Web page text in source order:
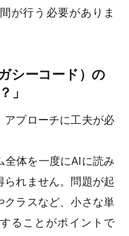
が行う必要がありま
シーコード）の
」
アプローチに工夫が必
全体を一度にAIに読み
れません。問題が起
クラスなど、小さな単
ることがポイントで